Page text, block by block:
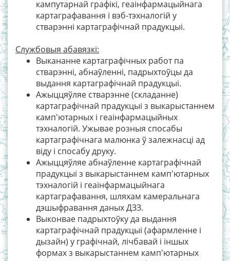
кампутарнай графікі, геаінфармацыйнага
картаграфавання і вэб-тэхналогій у
стварэнні картаграфічнай прадукцыі.
Службовыя абавязкі:
Выкананне картаграфічных работ па
стварэнні, абнаўленні, падрыхтоўцы да
выдання картаграфічнай прадукцыі.
Ажыццяўляе стварэнне (складанне)
картаграфічнай прадукцыі з выкарыстаннем
камп'ютарных і геаінфармацыйных
тэхналогій. Ужывае розныя спосабы
картаграфічнага малюнка ў залежнасці ад
віду і спосабу друку.
Ажыццяўляе абнаўленне картаграфічнай
прадукцыі з выкарыстаннем камп'ютарных
тэхналогій і геаінфармацыйнага
картаграфавання, шляхам камеральнага
дэшыфравання даных ДЗЗ.
Выконвае падрыхтоўку да выдання
картаграфічнай прадукцыі (афармленне і
дызайн) у графічнай, лічбавай і іншых
формах з выкарыстаннем камп'ютарных